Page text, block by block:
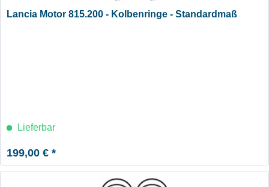
Lancia Motor 815.200 - Kolbenringe - Standardmaß
Lieferbar
199,00 € *